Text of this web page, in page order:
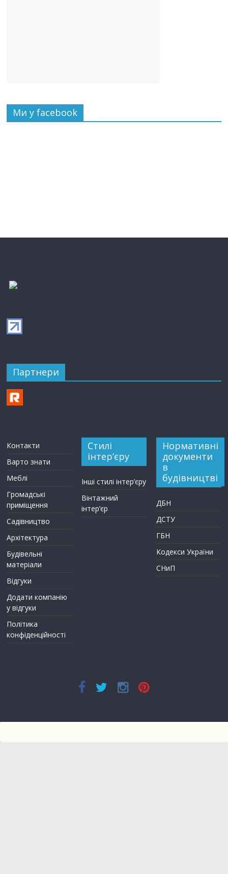
Ми у facebook
Партнери
Контакти
Варто знати
Меблі
Громадські
приміщення
Садівництво
Архітектура
Будівельні
матеріали
Відгуки
Додати компанію
у відгуки
Політика
конфіденційності
Стилі
інтер’єру
Інші стилі інтер’єру
Вінтажний
інтер’єр
Нормативні
документи
в
будівництві
ДБН
ДСТУ
ГБН
Кодекси України
СНиП